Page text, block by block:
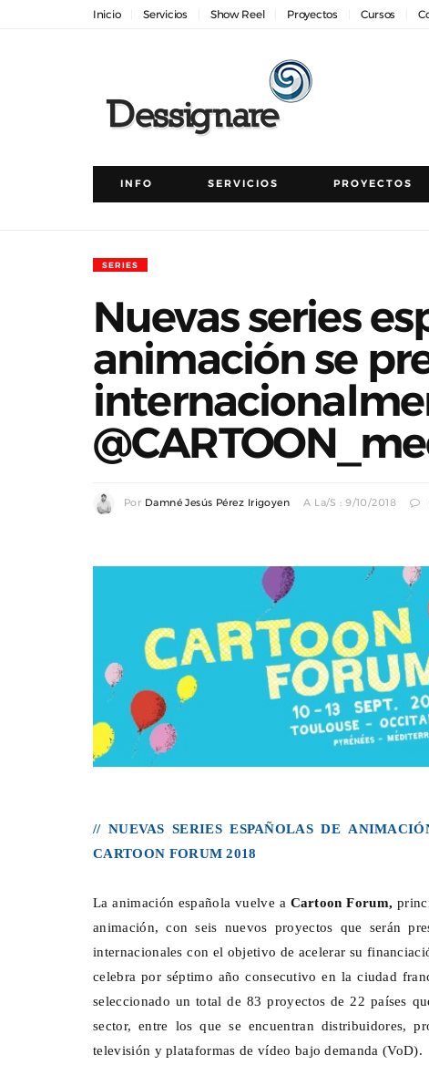
Inicio Servicios Show Reel Proyectos Cursos
INFO SERVICIOS PROYECTOS
SERIES
Nuevas series
animación se
Por Damné Jesús Pérez Irigoyen A La/s : 9/10/2018
// NUEVAS SERIES ESPAÑOLAS DE
CARTOON FORUM 2018
La animación española vuelve a Cartoon Forum,
animación, con seis nuevos proyectos que serán
internacionales con el objetivo de acelerar su
celebra por séptimo año consecutivo en la ciudad
seleccionado un total de 83 proyectos de 22 países
sector, entre los que se encuentran distribuidores,
televisión y plataformas de vídeo bajo demanda (VoD).